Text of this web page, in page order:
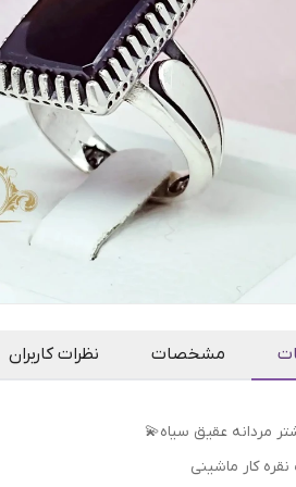
مشخصات نظرات کاربران
مردانه عقیق سیاه💫
کار ماشینی